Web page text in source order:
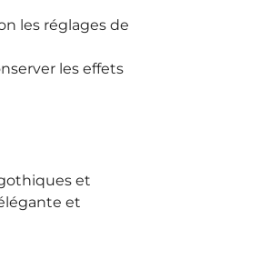
les réglages de
les effets
et
et